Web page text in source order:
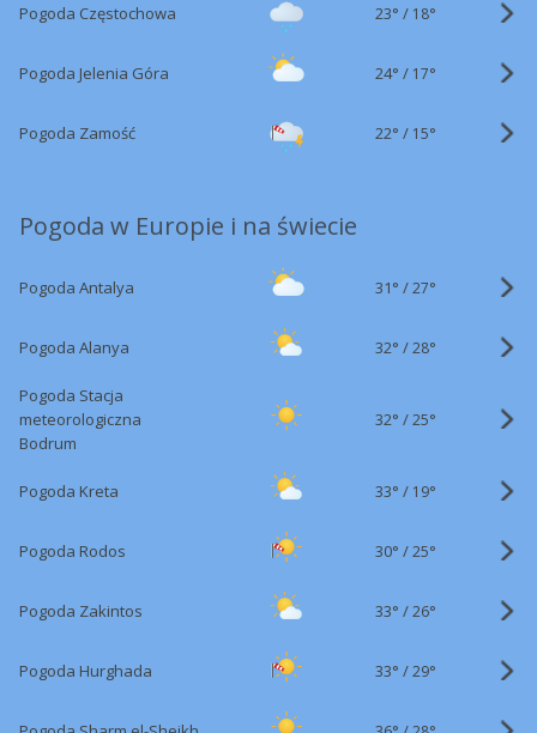
Pogoda Częstochowa 23° / 18°
Pogoda Jelenia Góra 24° / 17°
Pogoda Zamość 22° / 15°
Pogoda w Europie i na świecie
Pogoda Antalya 31° /27°
Pogoda Alanya 32° /28°
Pogoda Stacja
meteorologiczna
Bodrum
32° /25°
Pogoda Kreta 33° / 19°
Pogoda Rodos 30° /25°
Pogoda Zakintos 33° /26°
Pogoda Hurghada 33° /29°